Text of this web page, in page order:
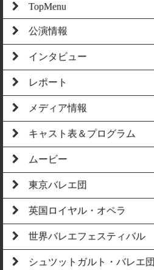
TopMenu
公演情報
インタビュー
レポート
メディア情報
キャスト表＆プログラム
ムービー
東京バレエ団
英国ロイヤル・オペラ
世界バレエフェスティバル
シュツットガルト・バレエ団